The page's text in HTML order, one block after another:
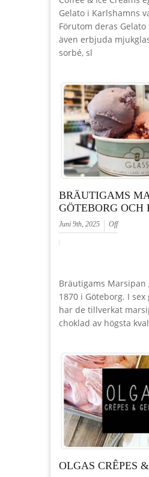
Gelato i Karlshamns
Förutom deras
även erbjuda
sorbé, sl
BRÄUTIGAMS
GÖTEBORG OCH
Juni 9th, 2025 Off
Bräutigams Marsipan
1870 i Göteborg. I
har de tillverkat
choklad av högsta
OLGAS CRÊPES